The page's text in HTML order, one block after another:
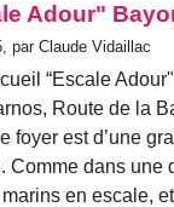
Adour"
par Claude Vidaillac
“Escale
Route de la
foyer est d’une
Comme dans une
en escale,